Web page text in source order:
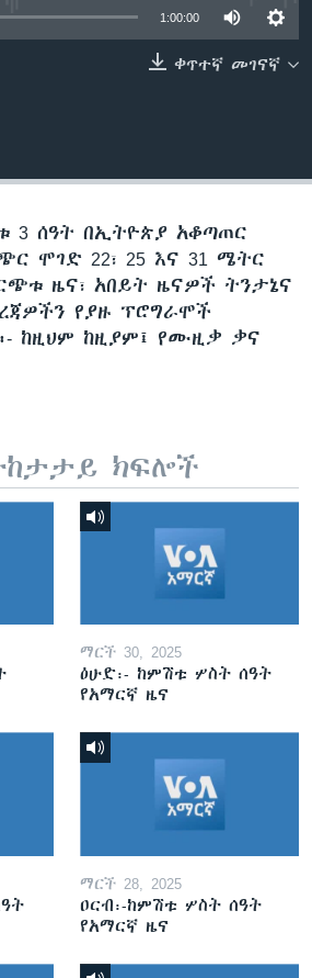
1:00:00
ቀጥተኛ መገናኛ
3 ሰዓት በኢትዮጵያ አቆጣጠር
ሞገድ 22፣ 25 እና 31 ሜትር
ዜና፣ አበይት ዜናዎች ትንታኔና
የያዙ ፕሮግራሞች
ከዚህም ከዚያም፤ የሙዚቃ ቃና
ክፍሎች
ማርች 30, 2025
ዕሁድ፡- ከምሽቱ ሦስት ሰዓት
የአማርኛ ዜና
ማርች 28, 2025
ዐርብ፡-ከምሽቱ ሦስት ሰዓት
የአማርኛ ዜና